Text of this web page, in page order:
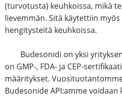
(turvotusta) keuhkoissa, mikä
lievemmän. Sitä käytettiin
hengitysteitä keuhkoissa.
Budesonidi on yksi
on GMP-, FDA- ja CEP-
määritykset.
Budesonide API:amme voidaan